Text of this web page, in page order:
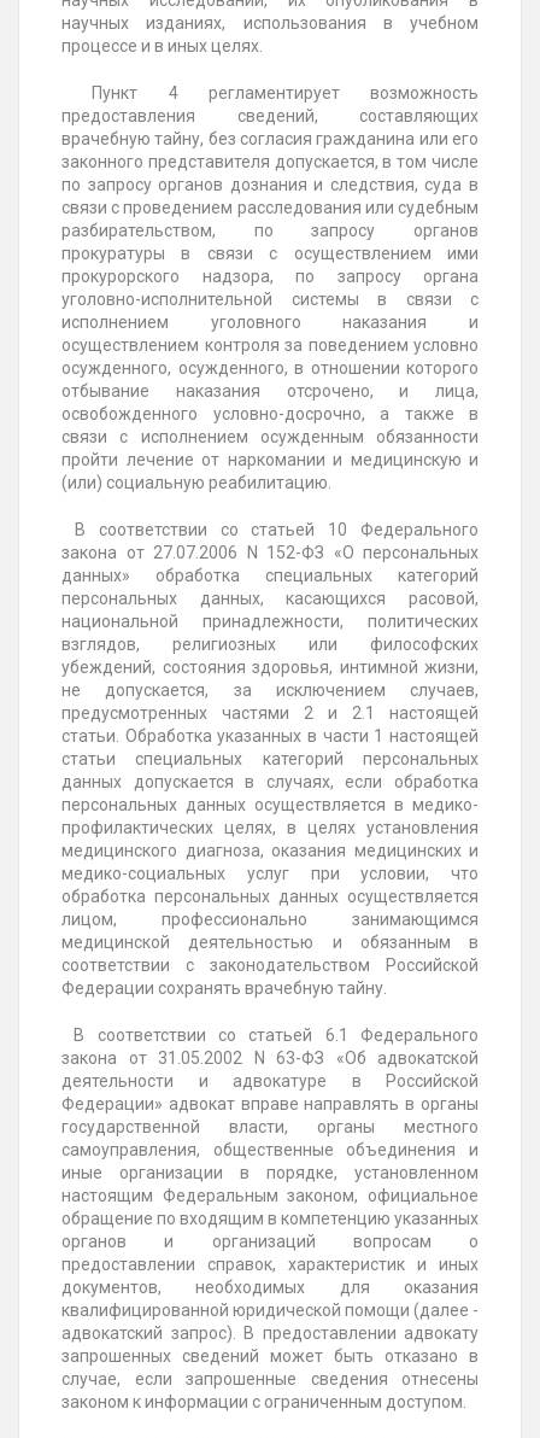
научных изданиях, использования в учебном
процессе и в иных целях.
Пункт 4 регламентирует возможность
предоставления сведений, составляющих
врачебную тайну, без согласия гражданина или его
законного представителя допускается, в том числе
по запросу органов дознания и следствия, суда в
связи с проведением расследования или судебным
разбирательством, по запросу органов
прокуратуры в связи с осуществлением ими
прокурорского надзора, по запросу органа
уголовно-исполнительной системы в связи с
исполнением уголовного наказания и
осуществлением контроля за поведением условно
осужденного, осужденного, в отношении которого
отбывание наказания отсрочено, и лица,
освобожденного условно-досрочно, а также в
связи с исполнением осужденным обязанности
пройти лечение от наркомании и медицинскую и
(или) социальную реабилитацию.
В соответствии со статьей 10 Федерального
закона от 27.07.2006 N 152-ФЗ «О персональных
данных» обработка специальных категорий
персональных данных, касающихся расовой,
национальной принадлежности, политических
взглядов, религиозных или философских
убеждений, состояния здоровья, интимной жизни,
не допускается, за исключением случаев,
предусмотренных частями 2 и 2.1 настоящей
статьи. Обработка указанных в части 1 настоящей
статьи специальных категорий персональных
данных допускается в случаях, если обработка
персональных данных осуществляется в медико-
профилактических целях, в целях установления
медицинского диагноза, оказания медицинских и
медико-социальных услуг при условии, что
обработка персональных данных осуществляется
лицом, профессионально занимающимся
медицинской деятельностью и обязанным в
соответствии с законодательством Российской
Федерации сохранять врачебную тайну.
В соответствии со статьей 6.1 Федерального
закона от 31.05.2002 N 63-ФЗ «Об адвокатской
деятельности и адвокатуре в Российской
Федерации» адвокат вправе направлять в органы
государственной власти, органы местного
самоуправления, общественные объединения и
иные организации в порядке, установленном
настоящим Федеральным законом, официальное
обращение по входящим в компетенцию указанных
органов и организаций вопросам о
предоставлении справок, характеристик и иных
документов, необходимых для оказания
квалифицированной юридической помощи (далее -
адвокатский запрос). В предоставлении адвокату
запрошенных сведений может быть отказано в
случае, если запрошенные сведения отнесены
законом к информации с ограниченным доступом.